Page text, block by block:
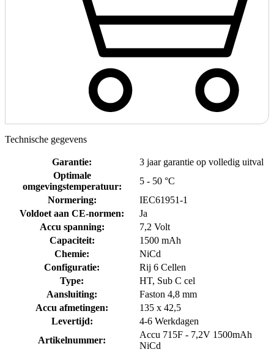
Technische gegevens
Garantie:
3 jaar garantie op volledig uitval
Optimale
omgevingstemperatuur:
5 - 50 °C
Normering:
IEC61951-1
Voldoet aan CE-normen:
Ja
Accu spanning:
7,2 Volt
Capaciteit:
1500 mAh
Chemie:
NiCd
Configuratie:
Rij 6 Cellen
Type:
HT, Sub C cel
Aansluiting:
Faston 4,8 mm
Accu afmetingen:
135 x 42,5
Levertijd:
4-6 Werkdagen
Artikelnummer:
Accu 715F - 7,2V 1500mAh
NiCd